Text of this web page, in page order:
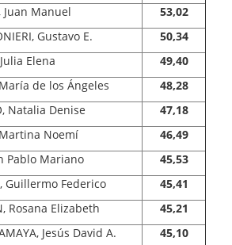
Juan Manuel
53,02
Gustavo E.
50,34
Elena
49,40
María de los Ángeles
48,28
Natalia Denise
47,18
Martina Noemí
46,49
Pablo Mariano
45,53
Guillermo Federico
45,41
Rosana Elizabeth
45,21
Jesús David A.
45,10